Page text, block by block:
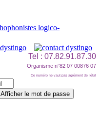
Tel : 07.82.91.87.30
Organisme n°82 07 00876 07
Ce numéro ne vaut pas agrément de l'état
Afficher le mot de passe